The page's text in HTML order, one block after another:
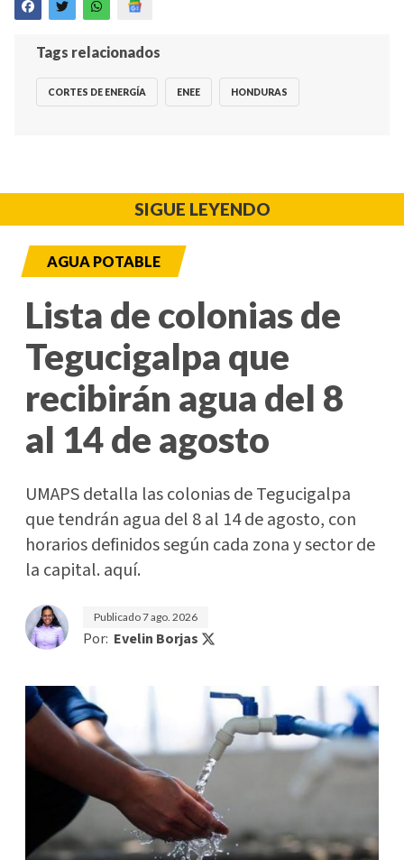
Tags relacionados
CORTES DE ENERGÍA ENEE HONDURAS
SIGUE LEYENDO
AGUA POTABLE
Lista de colonias de
Tegucigalpa que
recibirán agua del 8
al 14 de agosto
UMAPS detalla las colonias de Tegucigalpa
que tendrán agua del 8 al 14 de agosto, con
horarios definidos según cada zona y sector de
la capital. aquí.
Publicado7 ago. 2026
Por: Evelin Borjas